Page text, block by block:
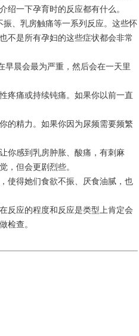
绍一下孕育时的反应都有什么。
、乳房触痛等一系列反应。这些怀
不是所有孕妇的这些症状都会非常
早晨会最为严重，然后会在一天里
疼痛或持续钝痛。如果你以前一直
的精力。如果你因为尿频需要频繁
你感到乳房肿胀、酸痛，有刺麻
，但会更剧烈些。
使得她们食欲不振、厌食油腻，也
反应的程度和反应是类型上肯定会
检查。